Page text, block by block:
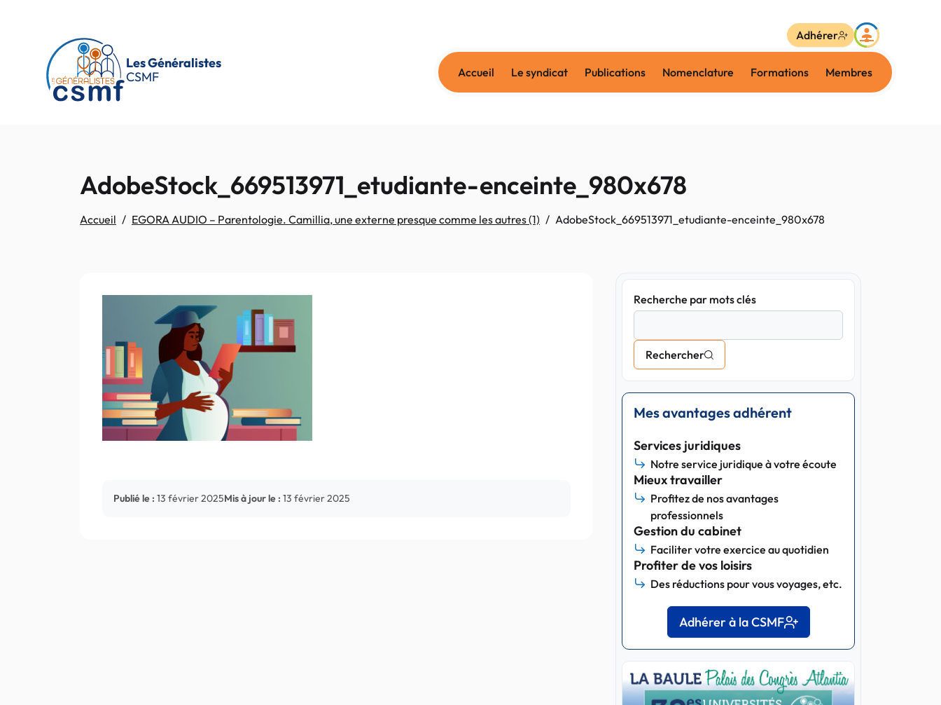
Les Généralistes
CSMF
Accueil Le syndicat Publications Nomenclature Formations Membres
Adhérer
AdobeStock_669513971_etudiante-enceinte_980x678
Accueil EGORA AUDIO – Parentologie. Camillia, une externe presque comme les autres (1) AdobeStock_669513971_etudiante-enceinte_980x678
Publié le : 13 février 2025Mis à jour le : 13 février 2025
Recherche par mots clés
Rechercher
Mes avantages adhérent
Services juridiques
Notre service juridique à votre écoute
Mieux travailler
Profitez de nos avantages
professionnels
Gestion du cabinet
Faciliter votre exercice au quotidien
Profiter de vos loisirs
Des réductions pour vous voyages, etc.
Adhérer à la CSMF